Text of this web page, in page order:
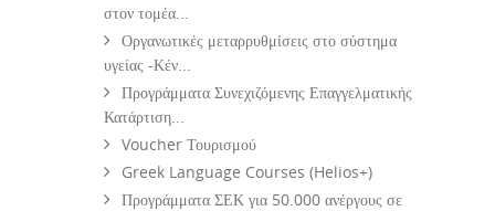
στον τομέα...
Οργανωτικές μεταρρυθμίσεις στο σύστημα
υγείας -Κέν...
Προγράμματα Συνεχιζόμενης Επαγγελματικής
Κατάρτιση...
Voucher Τουρισμού
Greek Language Courses (Helios+)
Προγράμματα ΣΕΚ για 50.000 ανέργους σε